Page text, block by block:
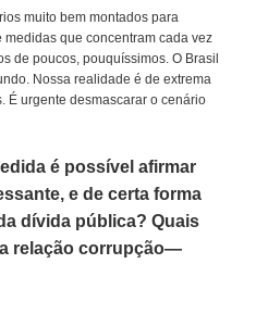
muito bem montados para
que concentram cada vez
de poucos, pouquíssimos. O Brasil
Nossa realidade é de extrema
É urgente desmascarar o cenário
é possível afirmar
e de certa forma
dívida pública? Quais
relação corrupção—